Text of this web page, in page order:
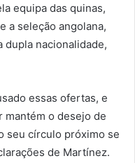
equipa das quinas,
a seleção angolana,
dupla nacionalidade,
essas ofertas, e
mantém o desejo de
seu círculo próximo se
de Martínez.